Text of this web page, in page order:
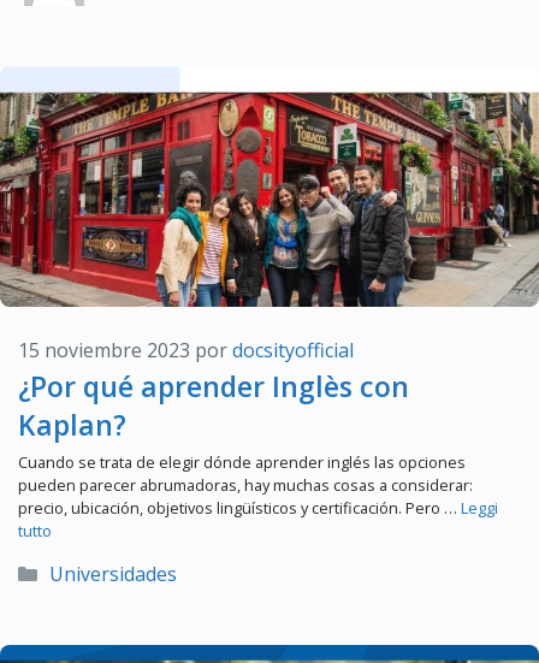
¿Por qué aprender Inglès con
Kaplan?
15 noviembre 2023 pordocsityofficial
Cuando se trata de elegir dónde aprender inglés las opciones
pueden parecer abrumadoras, hay muchas cosas a considerar:
precio, ubicación, objetivos lingüísticos y certificación. Pero … Leggi
tutto
Categorías
Universidades